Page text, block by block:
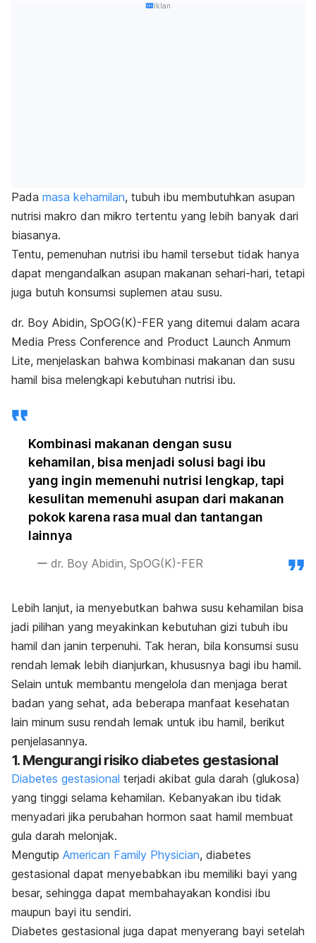
Iklan
Pada masa kehamilan, tubuh ibu membutuhkan asupan
nutrisi makro dan mikro tertentu yang lebih banyak dari
biasanya.
Tentu, pemenuhan nutrisi ibu hamil tersebut tidak hanya
dapat mengandalkan asupan makanan sehari-hari, tetapi
juga butuh konsumsi suplemen atau susu.
dr. Boy Abidin, SpOG(K)-FER yang ditemui dalam acara
Media Press Conference and Product Launch Anmum
Lite, menjelaskan bahwa kombinasi makanan dan susu
hamil bisa melengkapi kebutuhan nutrisi ibu.
Kombinasi makanan dengan susu
kehamilan, bisa menjadi solusi bagi ibu
yang ingin memenuhi nutrisi lengkap, tapi
kesulitan memenuhi asupan dari makanan
pokok karena rasa mual dan tantangan
lainnya
dr. Boy Abidin, SpOG(K)-FER
Lebih lanjut, ia menyebutkan bahwa susu kehamilan bisa
jadi pilihan yang meyakinkan kebutuhan gizi tubuh ibu
hamil dan janin terpenuhi. Tak heran, bila konsumsi susu
rendah lemak lebih dianjurkan, khususnya bagi ibu hamil.
Selain untuk membantu mengelola dan menjaga berat
badan yang sehat, ada beberapa manfaat kesehatan
lain minum susu rendah lemak untuk ibu hamil, berikut
penjelasannya.
1. Mengurangi risiko diabetes gestasional
Diabetes gestasional terjadi akibat gula darah (glukosa)
yang tinggi selama kehamilan. Kebanyakan ibu tidak
menyadari jika perubahan hormon saat hamil membuat
gula darah melonjak.
Mengutip American Family Physician, diabetes
gestasional dapat menyebabkan ibu memiliki bayi yang
besar, sehingga dapat membahayakan kondisi ibu
maupun bayi itu sendiri.
Diabetes gestasional juga dapat menyerang bayi setelah